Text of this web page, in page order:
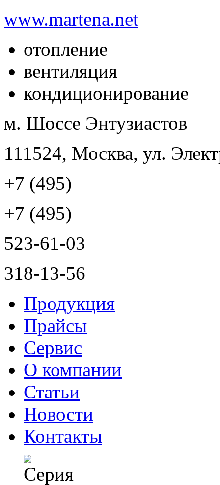
www.martena.net
отопление
вентиляция
кондиционирование
м. Шоссе Энтузиастов
111524, Москва, ул.
+7 (495)
+7 (495)
523-61-03
318-13-56
Продукция
Прайсы
Сервис
О компании
Статьи
Новости
Контакты